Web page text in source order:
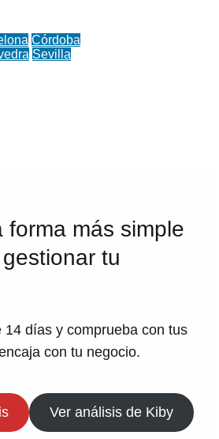
Córdoba
Sevilla
forma más simple
tu
14 días y comprueba con tus
con tu negocio.
Ver análisis de Kiby